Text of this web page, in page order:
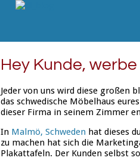
Hey Kunde,
Jeder von uns wird diese großen
das schwedische Möbelhaus
dieser Firma in seinem Zimmer
In Malmö, Schweden hat dieses
zu machen hat sich die
Plakattafeln. Der Kunden selbst